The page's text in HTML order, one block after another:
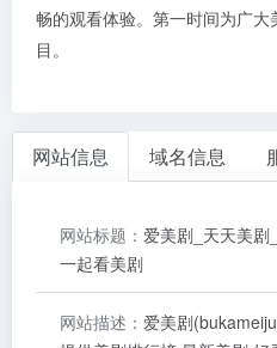
畅的观看体验。第一时间为广
目。
网站信息 域名信息
网站标题： 爱美剧_天天美剧
一起看美剧
网站描述： 爱美剧